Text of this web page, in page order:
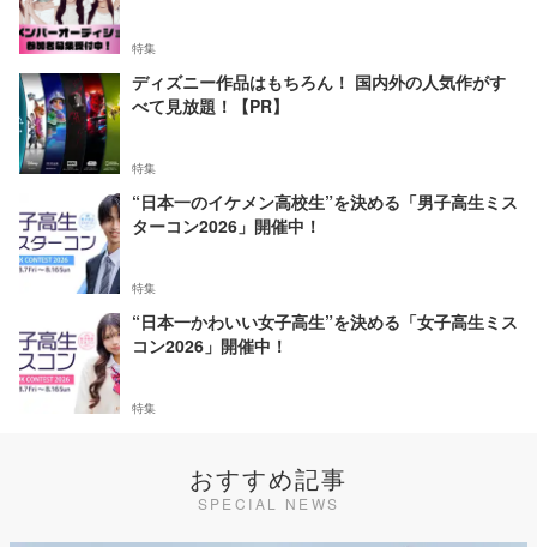
特集
ディズニー作品はもちろん！ 国内外の人気作がす
べて見放題！【PR】
特集
“日本一のイケメン高校生”を決める「男子高生ミス
ターコン2026」開催中！
特集
“日本一かわいい女子高生”を決める「女子高生ミス
コン2026」開催中！
特集
おすすめ記事
SPECIAL NEWS